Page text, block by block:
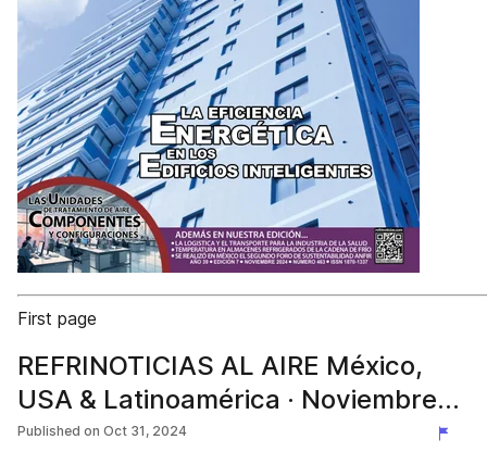
First page
REFRINOTICIAS AL AIRE México,
USA & Latinoamérica · Noviembre
2024
Published on Oct 31, 2024